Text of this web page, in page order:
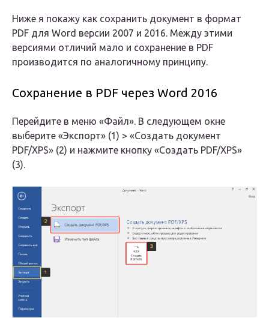
Ниже я покажу как сохранить документ в формат
PDF для Word версии 2007 и 2016. Между этими
версиями отличий мало и сохранение в PDF
производится по аналогичному принципу.
Сохранение в PDF через Word 2016
Перейдите в меню «Файл». В следующем окне
выберите «Экспорт» (1) > «Создать документ
PDF/XPS» (2) и нажмите кнопку «Создать PDF/XPS»
(3).